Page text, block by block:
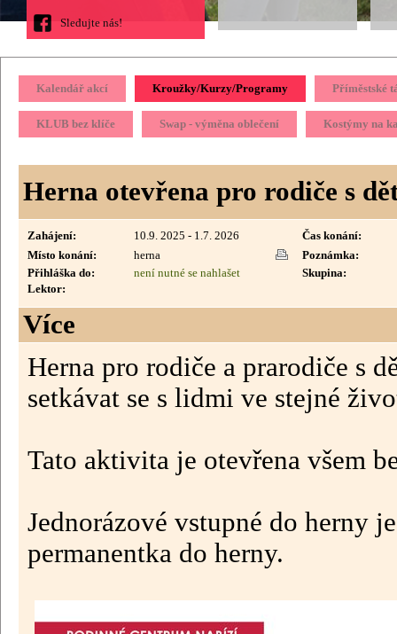
Sledujte nás!
Kalendář akcí Kroužky/Kurzy/Programy Příměstské
KLUB bez klíče Swap - výměna oblečení Kostýmy na
Herna otevřena pro rodiče s
Zahájení: 10.9. 2025 - 1.7. 2026
Čas konání:
Místo konání:
herna
Poznámka:
Přihláška do:
není nutné se nahlašet
Skupina:
Lektor:
Více
Herna pro rodiče a prarodiče s
setkávat se s lidmi ve stejné
Tato aktivita je otevřena všem
Jednorázové vstupné do herny
permanentka do herny.